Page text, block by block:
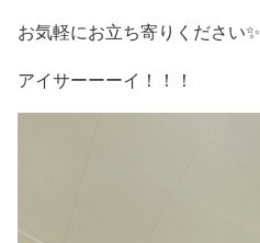
お気軽にお立ち寄りください✨
アイサーーーイ！！！